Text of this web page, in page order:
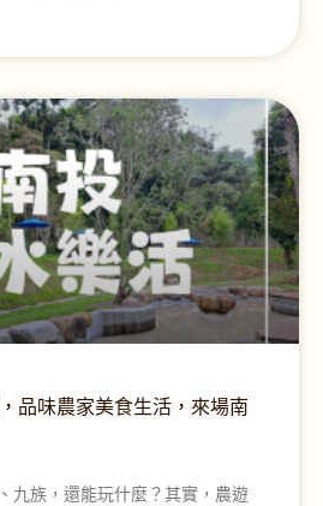
品味農家美食生活，來場南
九族，還能玩什麼？其實，農遊